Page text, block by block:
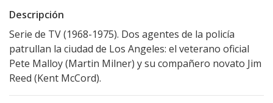
Descripción
Serie de TV (1968-1975). Dos agentes de la policía
patrullan la ciudad de Los Angeles: el veterano oficial
Pete Malloy (Martin Milner) y su compañero novato Jim
Reed (Kent McCord).